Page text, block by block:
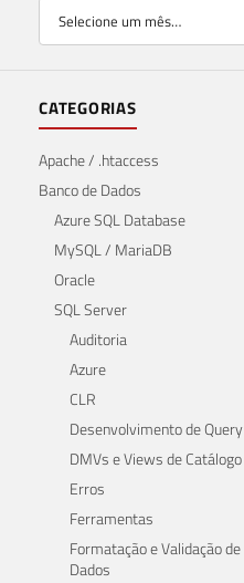
CATEGORIAS
Apache / .htaccess
Banco de Dados
Azure SQL Database
MySQL / MariaDB
Oracle
SQL Server
Auditoria
Azure
CLR
Desenvolvimento de Query
DMVs e Views de Catálogo
Erros
Ferramentas
Formatação e Validação de
Dados